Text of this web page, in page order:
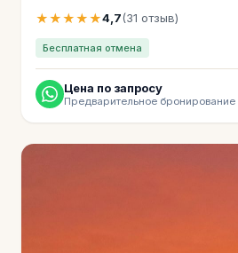
★★★★★4,7(31 отзыв)
Бесплатная отмена
Цена по запросу
Предварительное